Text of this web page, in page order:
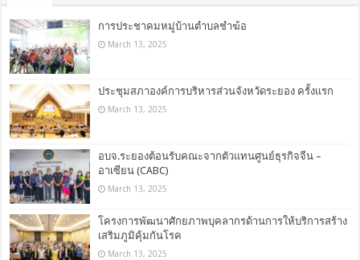
การประชาคมหมู่บ้านตำบลชำฆ้อ
March 13, 2025
ประชุมสภาองค์การบริหารส่วนจังหวัดระยอง ครั้งแรก
March 13, 2025
อบจ.ระยองต้อนรับคณะจากตัวแทนศูนย์ธุรกิจจีน –
อาเซียน (CABC)
March 13, 2025
โครงการพัฒนาศักยภาพบุคลากรด้านการให้บริการสร้าง
เสริมภูมิคุ้มกันโรค
March 13, 2025